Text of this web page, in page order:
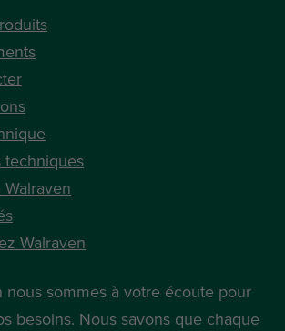
techniques
Walraven
nous sommes à votre écoute pour
besoins. Nous savons que chaque